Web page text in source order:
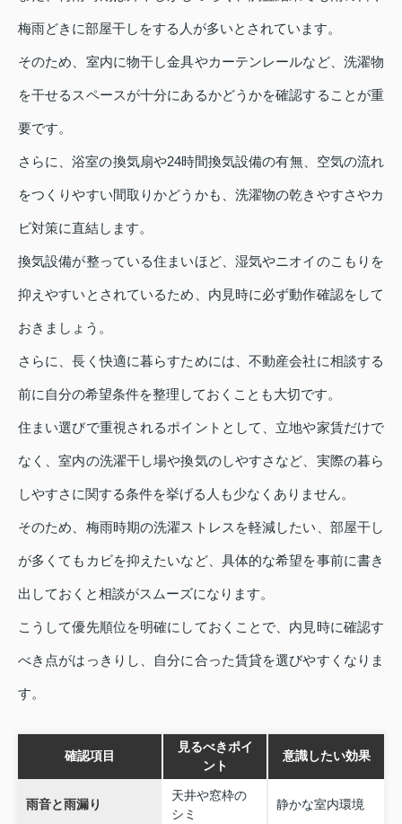
梅雨どきに部屋干しをする人が多いとされています。
そのため、室内に物干し金具やカーテンレールなど、洗濯物
を干せるスペースが十分にあるかどうかを確認することが重
要です。
さらに、浴室の換気扇や24時間換気設備の有無、空気の流れ
をつくりやすい間取りかどうかも、洗濯物の乾きやすさやカ
ビ対策に直結します。
換気設備が整っている住まいほど、湿気やニオイのこもりを
抑えやすいとされているため、内見時に必ず動作確認をして
おきましょう。
さらに、長く快適に暮らすためには、不動産会社に相談する
前に自分の希望条件を整理しておくことも大切です。
住まい選びで重視されるポイントとして、立地や家賃だけで
なく、室内の洗濯干し場や換気のしやすさなど、実際の暮ら
しやすさに関する条件を挙げる人も少なくありません。
そのため、梅雨時期の洗濯ストレスを軽減したい、部屋干し
が多くてもカビを抑えたいなど、具体的な希望を事前に書き
出しておくと相談がスムーズになります。
こうして優先順位を明確にしておくことで、内見時に確認す
べき点がはっきりし、自分に合った賃貸を選びやすくなりま
す。
確認項目
見るべきポイ
ント
意識したい効果
雨音と雨漏り
天井や窓枠の
シミ
静かな室内環境